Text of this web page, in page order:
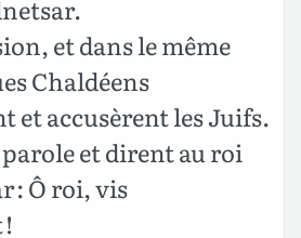
et dans le même
Chaldéens
et accusèrent les Juifs.
et dirent au roi
: Ô roi, vis